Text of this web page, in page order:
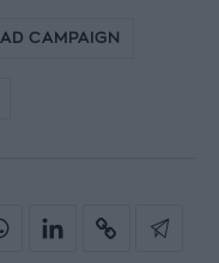
AD CAMPAIGN